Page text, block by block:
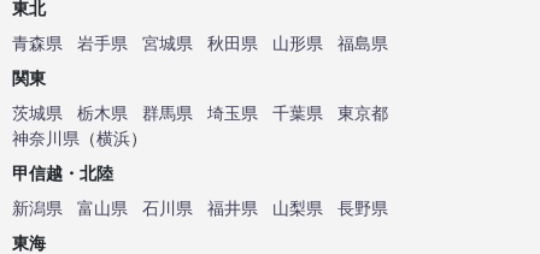
東北
青森県
岩手県 宮城県 秋田県 山形県
福島県
関東
茨城県
栃木県 群馬県 埼玉県 千葉県
東京都
神奈川県 （横浜）
甲信越・北陸
新潟県
富山県 石川県 福井県 山梨県
長野県
東海